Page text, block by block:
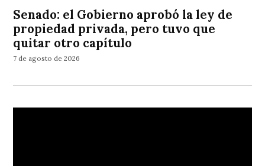
Senado: el Gobierno aprobó la ley de
propiedad privada, pero tuvo que
quitar otro capítulo
7 de agosto de 2026